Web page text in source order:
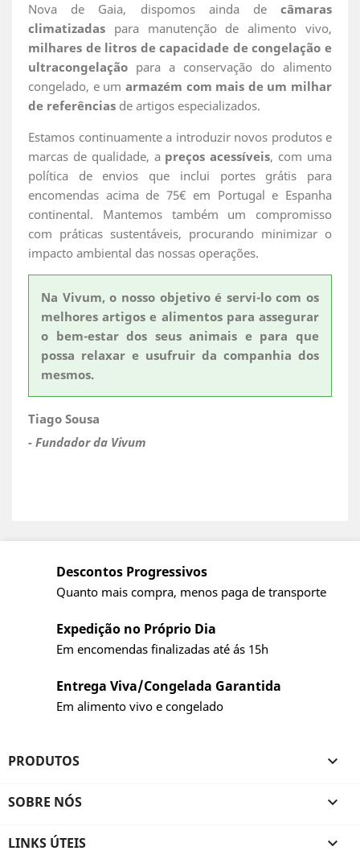
Nova de Gaia, dispomos ainda de câmaras
climatizadas para manutenção de alimento vivo,
milhares de litros de capacidade de congelação e
ultracongelação para a conservação do alimento
congelado, e um armazém com mais de um milhar
de referências de artigos especializados.
Estamos continuamente a introduzir novos produtos e
marcas de qualidade, a preços acessíveis, com uma
política de envios que inclui portes grátis para
encomendas acima de 75€ em Portugal e Espanha
continental. Mantemos também um compromisso
com práticas sustentáveis, procurando minimizar o
impacto ambiental das nossas operações.
Na Vivum, o nosso objetivo é servi-lo com os
melhores artigos e alimentos para assegurar
o bem-estar dos seus animais e para que
possa relaxar e usufruir da companhia dos
mesmos.
Tiago Sousa
- Fundador da Vivum
Descontos Progressivos
Quanto mais compra, menos paga de transporte
Expedição no Próprio Dia
Em encomendas finalizadas até ás 15h
Entrega Viva/Congelada Garantida
Em alimento vivo e congelado
PRODUTOS 
SOBRE NÓS 
LINKS ÚTEIS 